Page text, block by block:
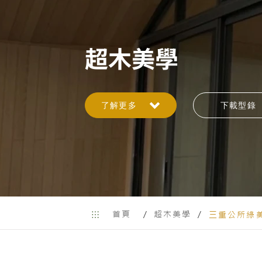
超木美學
了解更多 下載型錄
首頁 / /
超木美學 三重公所綠